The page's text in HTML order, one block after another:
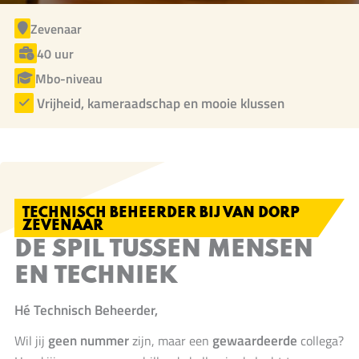
Zevenaar
40 uur
Mbo-niveau
Vrijheid, kameraadschap en mooie klussen
TECHNISCH BEHEERDER BIJ VAN DORP
ZEVENAAR
DE SPIL TUSSEN MENSEN
EN TECHNIEK
HéTechnisch Beheerder,
Wil jij geen nummerzijn, maar een gewaardeerde collega?